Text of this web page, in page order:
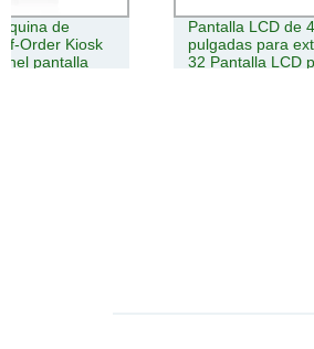
Pantalla LCD de 4K pulgadas y 55
pulgadas para exteriores con carteles
32 Pantalla LCD portátil exterior con